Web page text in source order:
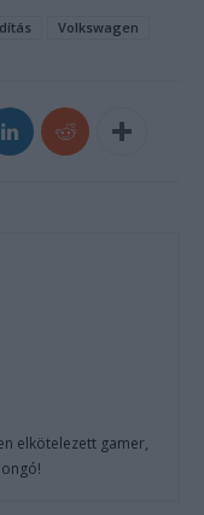
Volkswagen
elkötelezett gamer,